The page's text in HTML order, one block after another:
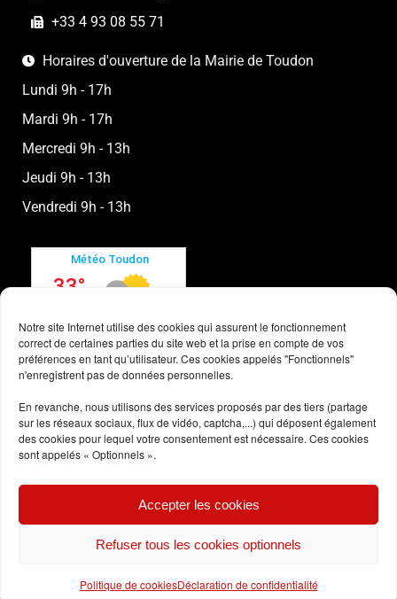
Notre site Internet utilise des cookies qui assurent le fonctionnement
correct de certaines parties du site web et la prise en compte de vos
préférences en tant qu’utilisateur. Ces cookies appelés "Fonctionnels"
n'enregistrent pas de données personnelles.
En revanche, nous utilisons des services proposés par des tiers (partage
sur les réseaux sociaux, flux de vidéo, captcha,...) qui déposent également
des cookies pour lequel votre consentement est nécessaire. Ces cookies
sont appelés « Optionnels ».
Accepter les cookies
Refuser tous les cookies optionnels
Politique de cookiesDéclaration de confidentialité
+33 4 93 08 55 71
Horaires d'ouverture de la Mairie de Toudon
Lundi 9h - 17h
Mardi 9h - 17h
Mercredi 9h - 13h
Jeudi 9h - 13h
Vendredi 9h - 13h
Politique des cookies